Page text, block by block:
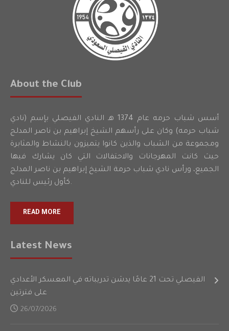
About the Club
أسس شباب حرمه عام 1374 هـ النادي الفيصلي بإسم (نادي
شباب حرمه) وكان على رأسهم الشيخ إبراهيم بن ناصر المدلج
ومجموعة من الشباب والذين كانوا يتميزون بالنشاط والمثابرة
حيث كانت المهرجانات والاحتفالات التي كان يشارك فيها
الجميع، ورأس نادي شباب حرمة الشيخ إبراهيم بن ناصر المدلج
كأول رئيس للنادي.
READ MORE
Latest News
الفيصلي تحت 21 عامًا يدشن تدريباته في المعسكر الأعدادي
على فترتين
26/07/2026